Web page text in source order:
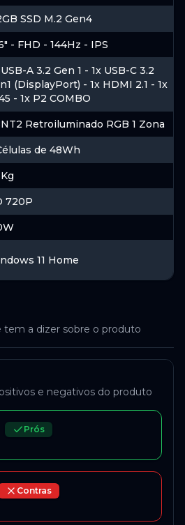
Fury Renegade, 1TB, M.2
6000MB/s
para Notebook Adata 16 GB
MHz
para Notebook Samsung
4800 MHz
SSD M.2 Gen4
- FHD - 144Hz - IPS
A 3.2 Gen 1 - 1x USB-C 3.2
(DisplayPort) - 1x HDMI 2.1 - 1x
- 1x P2 COMBO
Retroiluminado RGB 1 Zona
de 48Wh
720P
11 Home
tem a dizer sobre o produto
e negativos do produto
Prós
Contras